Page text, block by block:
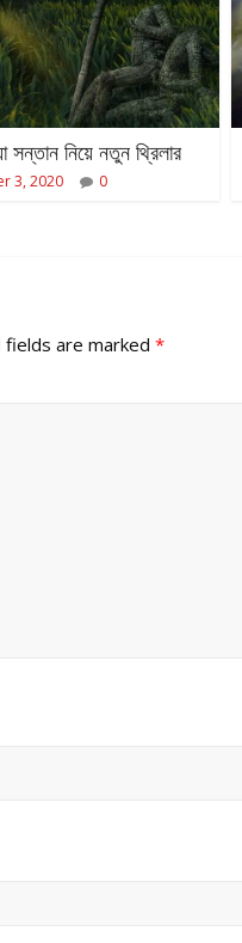
সন্তান নিয়ে নতুন থ্রিলার
3, 2020 0
fields are marked *